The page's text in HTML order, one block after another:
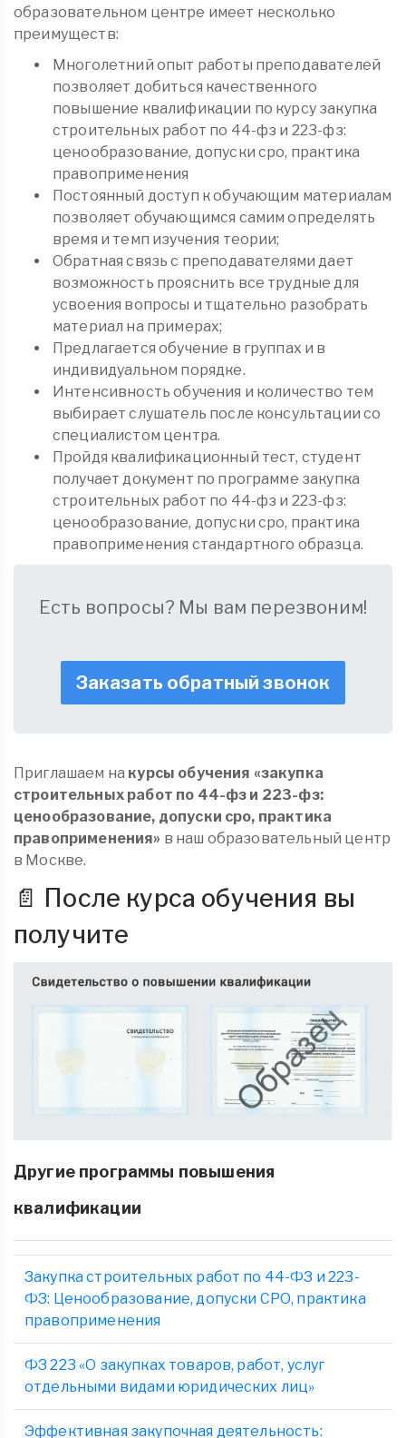
образовательном центре имеет несколько
преимуществ:
Многолетний опыт работы преподавателей
позволяет добиться качественного
повышение квалификации по курсу закупка
строительных работ по 44-фз и 223-фз:
ценообразование, допуски сро, практика
правоприменения
Постоянный доступ к обучающим материалам
позволяет обучающимся самим определять
время и темп изучения теории;
Обратная связь с преподавателями дает
возможность прояснить все трудные для
усвоения вопросы и тщательно разобрать
материал на примерах;
Предлагается обучение в группах и в
индивидуальном порядке.
Интенсивность обучения и количество тем
выбирает слушатель после консультации со
специалистом центра.
Пройдя квалификационный тест, студент
получает документ по программе закупка
строительных работ по 44-фз и 223-фз:
ценообразование, допуски сро, практика
правоприменения стандартного образца.
Есть вопросы? Мы вам перезвоним!
Заказать обратный звонок
Приглашаем на курсы обучения «закупка
строительных работ по 44-фз и 223-фз:
ценообразование, допуски сро, практика
правоприменения» в наш образовательный центр
в Москве.
📄 После курса обучения вы
получите
Другие программы повышения
квалификации
Закупка строительных работ по 44-ФЗ и 223-
ФЗ: Ценообразование, допуски СРО, практика
правоприменения
ФЗ 223 «О закупках товаров, работ, услуг
отдельными видами юридических лиц»
Эффективная закупочная деятельность: